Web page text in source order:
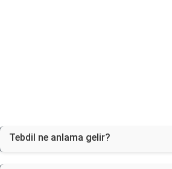
Tebdil ne anlama gelir?